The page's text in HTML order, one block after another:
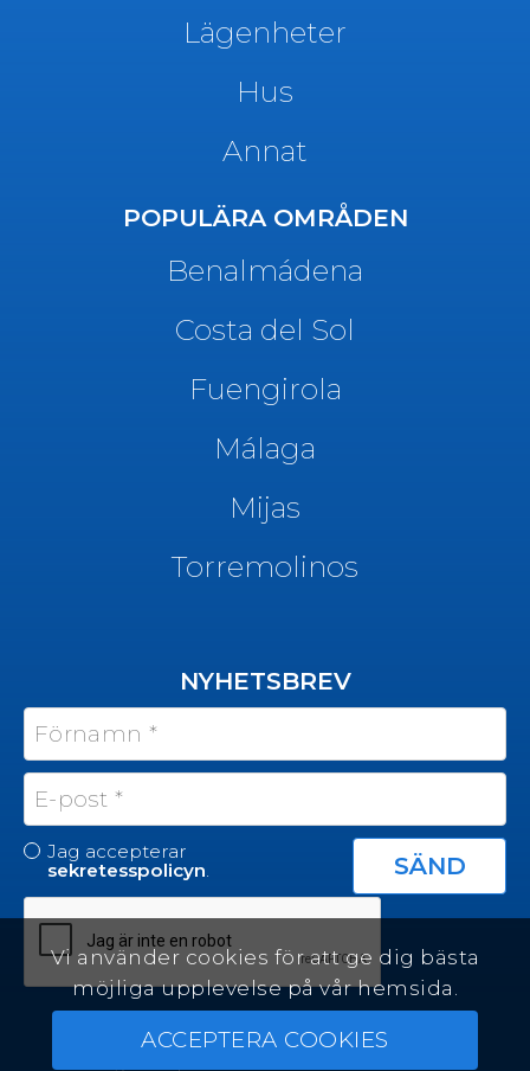
Lägenheter
Hus
Annat
POPULÄRA OMRÅDEN
Benalmádena
Costa del Sol
Fuengirola
Málaga
Mijas
Torremolinos
NYHETSBREV
Jag accepterar
sekretesspolicyn.
© Felicity Estates ~ Alla rättigheter förbehållna ~
Vi använder cookies för att ge dig bästa
möjliga upplevelse på vår hemsida.
ACCEPTERA COOKIES